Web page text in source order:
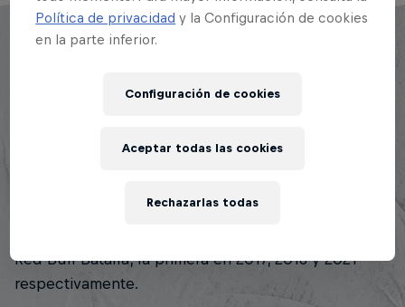
Ken comenzó hacer freestyle en la época del
apartándolo de entornos negativos y que al mismo
lugares de latinoamérica.
Red Bull Batalla, la primera en 2017, 2018 y 2021
respectivamente.
Política de privacidad y la Configuración de cookies
en la parte inferior.
Configuración de cookies
Rechazarlas todas
Aceptar todas las cookies